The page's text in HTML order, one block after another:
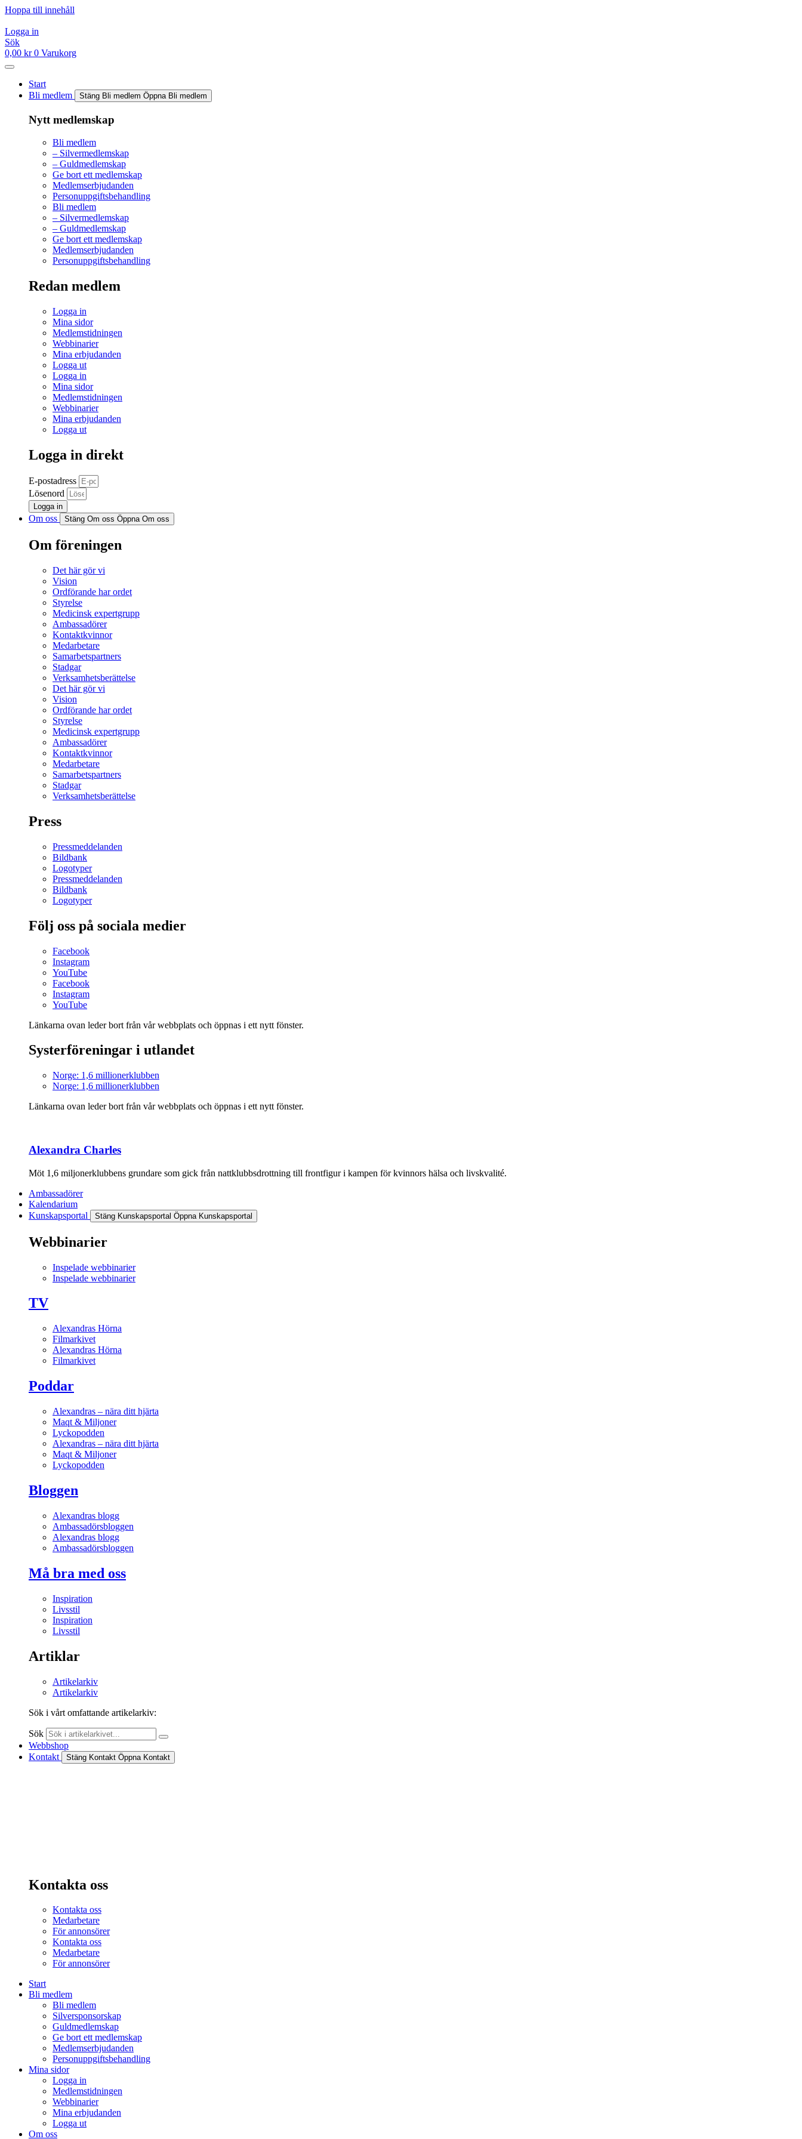
Hoppa till innehåll
Logga in
Sök
0,00 kr 0 Varukorg
Start
Bli medlem
Stäng Bli medlem Öppna Bli medlem
Nytt medlemskap
Bli medlem
– Silvermedlemskap
– Guldmedlemskap
Ge bort ett medlemskap
Medlemserbjudanden
Personuppgiftsbehandling
Bli medlem
– Silvermedlemskap
– Guldmedlemskap
Ge bort ett medlemskap
Medlemserbjudanden
Personuppgiftsbehandling
Redan medlem
Logga in
Mina sidor
Medlemstidningen
Webbinarier
Mina erbjudanden
Logga ut
Logga in
Mina sidor
Medlemstidningen
Webbinarier
Mina erbjudanden
Logga ut
Logga in direkt
E-postadress
Lösenord
Logga in
Om oss Stäng Om oss Öppna Om oss
Om föreningen
Det här gör vi
Vision
Ordförande har ordet
Styrelse
Medicinsk expertgrupp
Ambassadörer
Kontaktkvinnor
Medarbetare
Samarbetspartners
Stadgar
Verksamhetsberättelse
Det här gör vi
Vision
Ordförande har ordet
Styrelse
Medicinsk expertgrupp
Ambassadörer
Kontaktkvinnor
Medarbetare
Samarbetspartners
Stadgar
Verksamhetsberättelse
Press
Pressmeddelanden
Bildbank
Logotyper
Pressmeddelanden
Bildbank
Logotyper
Följ oss på sociala medier
Facebook
Instagram
YouTube
Facebook
Instagram
YouTube
Länkarna ovan leder bort från vår webbplats och öppnas i ett nytt fönster.
Systerföreningar i utlandet
Norge: 1,6 millionerklubben
Norge: 1,6 millionerklubben
Länkarna ovan leder bort från vår webbplats och öppnas i ett nytt fönster.
Alexandra Charles
Möt 1,6 miljonerklubbens grundare som gick från nattklubbsdrottning till frontfigur i kampen för kvinnors hälsa och livskvalité.
Ambassadörer
Kalendarium
Kunskapsportal
Stäng Kunskapsportal Öppna Kunskapsportal
Webbinarier
Inspelade webbinarier
Inspelade webbinarier
TV
Alexandras Hörna
Filmarkivet
Alexandras Hörna
Filmarkivet
Poddar
Alexandras – nära ditt hjärta
Maqt & Miljoner
Lyckopodden
Alexandras – nära ditt hjärta
Maqt & Miljoner
Lyckopodden
Bloggen
Alexandras blogg
Ambassadörsbloggen
Alexandras blogg
Ambassadörsbloggen
Må bra med oss
Inspiration
Livsstil
Inspiration
Livsstil
Artiklar
Artikelarkiv
Artikelarkiv
Sök i vårt omfattande artikelarkiv:
Sök
Webbshop
Kontakt
Stäng Kontakt Öppna Kontakt
Kontakta oss
Kontakta oss
Medarbetare
För annonsörer
Kontakta oss
Medarbetare
För annonsörer
Start
Bli medlem
Bli medlem
Silversponsorskap
Guldmedlemskap
Ge bort ett medlemskap
Medlemserbjudanden
Personuppgiftsbehandling
Mina sidor
Logga in
Medlemstidningen
Webbinarier
Mina erbjudanden
Logga ut
Om oss